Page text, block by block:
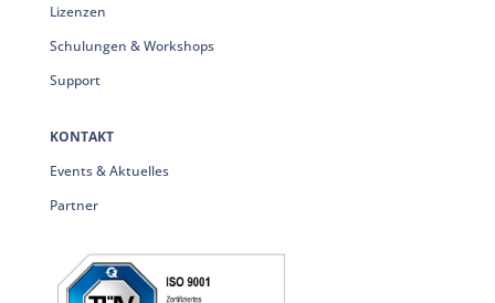
Lizenzen
Schulungen & Workshops
Support
KONTAKT
Events & Aktuelles
Partner